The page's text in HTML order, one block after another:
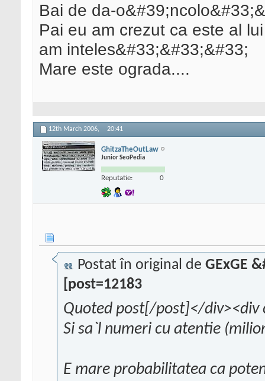
Bai de da-
Pai eu am crezut ca este al
am inteles&#33;&#33;&#33;
Mare este ograda....
12th March 2006, 20:41
GhitzaTheOutLaw
Junior SeoPedia
Reputatie: 0
Postat în original de GExGE
[post=12183
Quoted post[/post]</div><div
Si sa`l numeri cu atentie
E mare probabilitatea ca